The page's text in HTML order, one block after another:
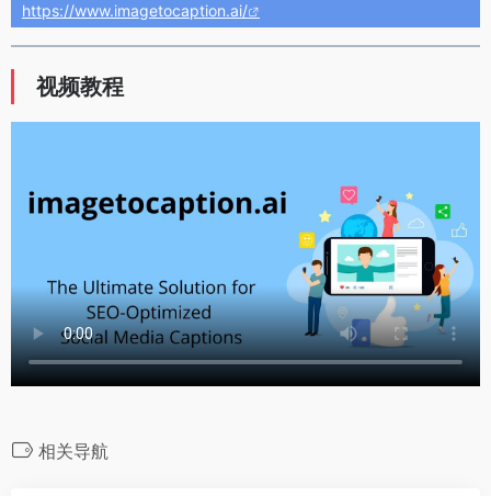
https://www.imagetocaption.ai/
视频教程
相关导航